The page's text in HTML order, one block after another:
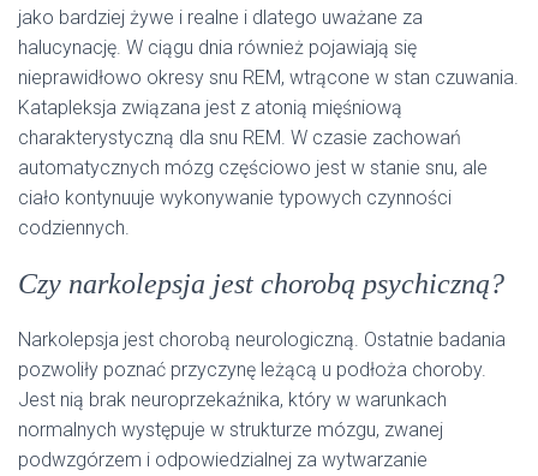
jako bardziej żywe i realne i dlatego uważane za
halucynację. W ciągu dnia również pojawiają się
nieprawidłowo okresy snu REM, wtrącone w stan czuwania.
Katapleksja związana jest z atonią mięśniową
charakterystyczną dla snu REM. W czasie zachowań
automatycznych mózg częściowo jest w stanie snu, ale
ciało kontynuuje wykonywanie typowych czynności
codziennych.
Czy narkolepsja jest chorobą psychiczną?
Narkolepsja jest chorobą neurologiczną. Ostatnie badania
pozwoliły poznać przyczynę leżącą u podłoża choroby.
Jest nią brak neuroprzekaźnika, który w warunkach
normalnych występuje w strukturze mózgu, zwanej
podwzgórzem i odpowiedzialnej za wytwarzanie